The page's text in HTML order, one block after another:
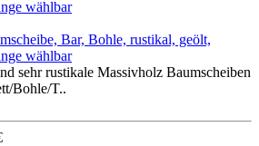
Bar, Bohle, rustikal, geölt,
wählbar
sehr rustikale Massivholz Baumscheiben
Bohle/T..